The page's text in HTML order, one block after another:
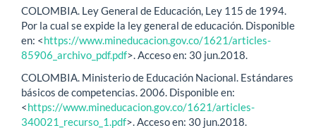
COLOMBIA. Ley General de Educación, Ley 115 de 1994.
Por la cual se expide la ley general de educación. Disponible
en: <https://www.mineducacion.gov.co/1621/articles-
85906_archivo_pdf.pdf>. Acceso en: 30 jun.2018.
COLOMBIA. Ministerio de Educación Nacional. Estándares
básicos de competencias. 2006. Disponible en:
<https://www.mineducacion.gov.co/1621/articles-
340021_recurso_1.pdf>. Acceso en: 30 jun.2018.